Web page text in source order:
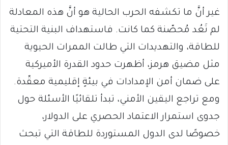
غير أنَّ ما تكشفه الحرب الحالية هو أنَّ هذه المعادلة
لم تَعُد مُحصّنة كما كانت. فاستهداف البنية التحتية
للطاقة، والتهديدات التي طالت الممرات الحيوية
مثل مضيق هرمز، أظهرت حدود القدرة الأميركية
على ضمان أمن الإمدادات في بيئةٍ إقليمية معقّدة.
ومع تراجع اليقين الأمني، تبدأ تلقائيًا الأسئلة حول
جدوى استمرار الاعتماد الحصري على الدولار،
خصوصًا لدى الدول المستوردة للطاقة التي تبحث